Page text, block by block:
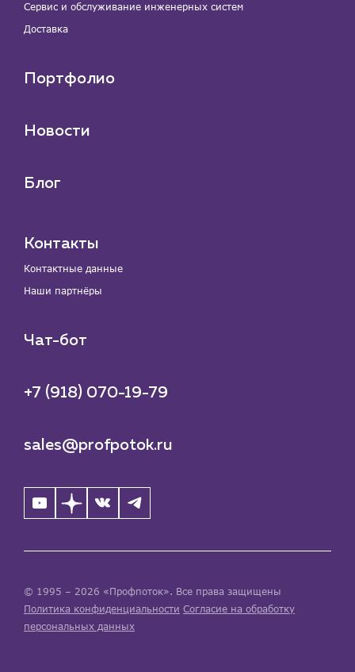
Сервис и обслуживание инженерных систем
Доставка
Портфолио
Новости
Блог
Контакты
Контактные данные
Наши партнёры
Чат-бот
+7 (918) 070-19-79
sales@profpotok.ru
© 1995 – 2026 «Профпоток». Все права защищены
Политика конфиденциальности Согласие на обработку
персональных данных